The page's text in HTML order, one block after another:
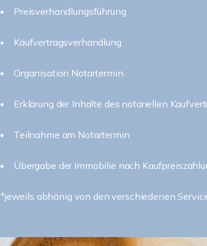
Preisverhandlungsführung
Kaufvertragsverhandlung
Organisation Notartermin
Erklärung der Inhalte des notariellen
Teilnahme am Notartermin
Übergabe der Immobilie nach
*jeweils abhänig von den verschiedenen